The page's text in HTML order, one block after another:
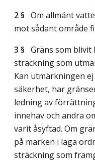
2 § Om allmänt
mot sådant område
3 § Gräns som blivit
sträckning som
Kan utmärkningen
säkerhet, har
ledning av
innehav och andra
varit åsyftad. Om
på marken i laga
sträckning som